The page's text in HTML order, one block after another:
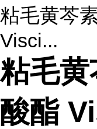
粘毛黄芩
Visci...
粘毛黄
酸酯